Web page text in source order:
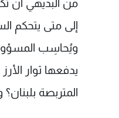
من البديهي أن
إلى متى يتحكم
ويُحاسِب
يدفعها ثوار
المتربصة